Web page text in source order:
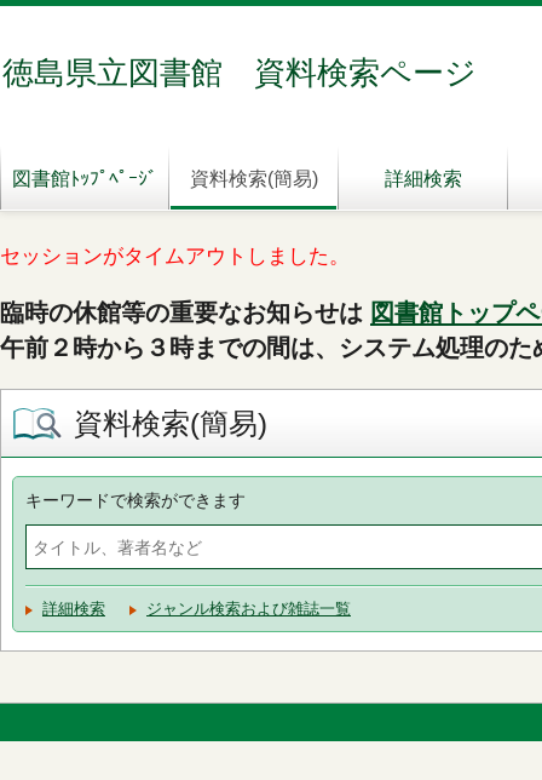
徳島県立図書館 資料検索ページ
図書館ﾄｯﾌﾟﾍﾟｰｼﾞ 資料検索(簡易) 詳細検索
セッションがタイムアウトしました。
臨時の休館等の重要なお知らせは 図書館トップ
午前２時から３時までの間は、システム処理の
資料検索(簡易)
キーワードで検索ができます
詳細検索 ジャンル検索および雑誌一覧